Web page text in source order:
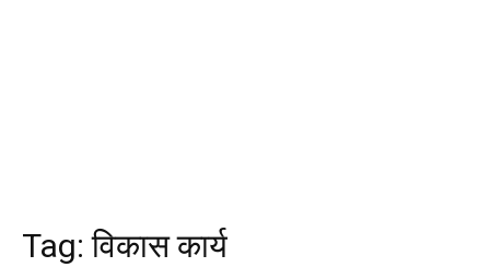
Tag:विकास कार्य